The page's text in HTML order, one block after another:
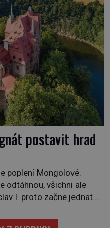
postavit hrad
poplení Mongolové.
odtáhnou, všichni ale
I. proto začne jednat.
I. (1205–1253)